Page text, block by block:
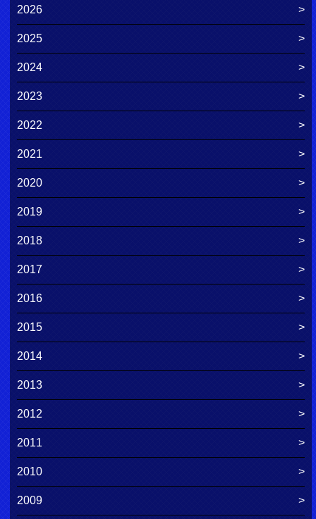
2026
2025
2024
2023
2022
2021
2020
2019
2018
2017
2016
2015
2014
2013
2012
2011
2010
2009